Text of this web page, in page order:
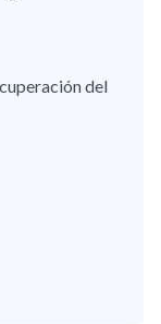
del